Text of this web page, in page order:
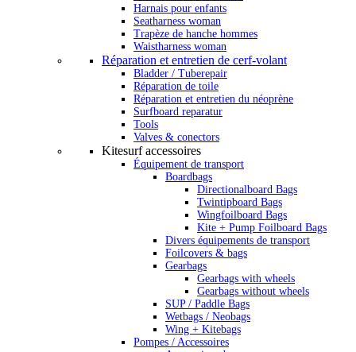
Harnais pour enfants
Seatharness woman
Trapèze de hanche hommes
Waistharness woman
Réparation et entretien de cerf-volant
Bladder / Tuberepair
Réparation de toile
Réparation et entretien du néoprène
Surfboard reparatur
Tools
Valves & conectors
Kitesurf accessoires
Équipement de transport
Boardbags
Directionalboard Bags
Twintipboard Bags
Wingfoilboard Bags
Kite + Pump Foilboard Bags
Divers équipements de transport
Foilcovers & bags
Gearbags
Gearbags with wheels
Gearbags without wheels
SUP / Paddle Bags
Wetbags / Neobags
Wing + Kitebags
Pompes / Accessoires